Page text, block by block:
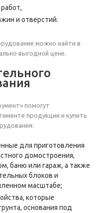
и отверстий.
можно найти в
выгодной цене.
помогут
продукции и купить
для приготовления
домостроения,
баню или гараж, а также
блоков и
масштабе;
которые
основания под